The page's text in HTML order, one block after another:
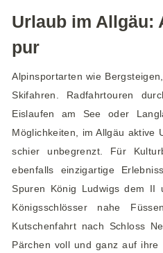
Urlaub im Allgäu:
pur
Alpinsportarten wie
Skifahren. Radfahrtouren
Eislaufen am See oder
Möglichkeiten, im Allgäu aktive
schier unbegrenzt. Für
ebenfalls einzigartige
Spuren König Ludwigs dem II
Königsschlösser nahe
Kutschenfahrt nach Schloss
Pärchen voll und ganz auf ihre